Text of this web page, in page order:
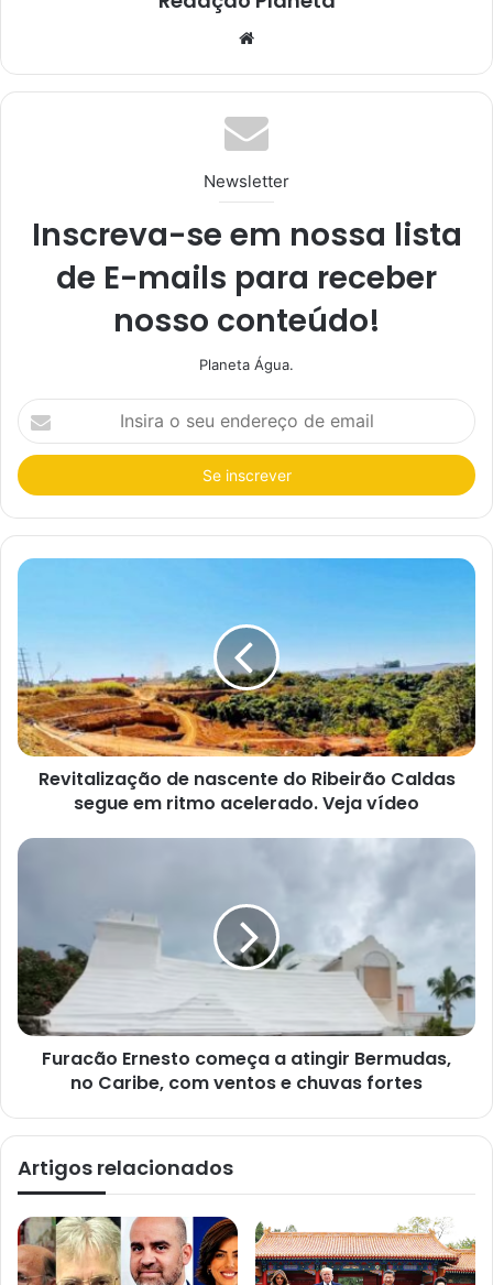
te
Newsletter
Inscreva-se em nossa lista
de E-mails para receber
nosso conteúdo!
Planeta Água.
I
n
i
r
a
u
r
e
ç
o
d
e
e
Revitalização de nascente do Ribeirão Caldas
segue em ritmo acelerado. Veja vídeo
Furacão Ernesto começa a atingir Bermudas,
no Caribe, com ventos e chuvas fortes
Artigos relacionados